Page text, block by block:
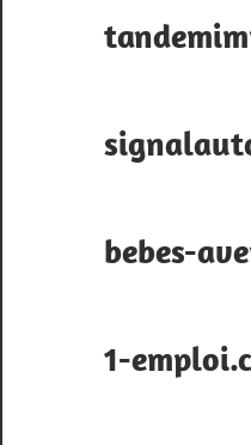
bebes-
1-